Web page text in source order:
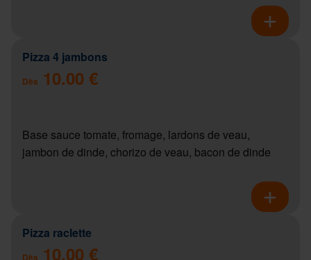
Pizza 4 jambons
Dès 10.00 €
Base sauce tomate, fromage, lardons de veau,
jambon de dinde, chorizo de veau, bacon de dinde
Pizza raclette
Dès 10.00 €